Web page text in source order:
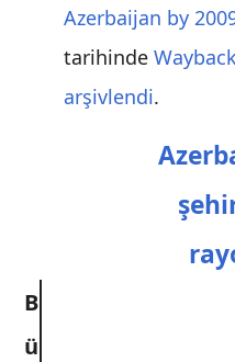
Azerbaijan by
tarihinde
arşivlendi.
B
ü